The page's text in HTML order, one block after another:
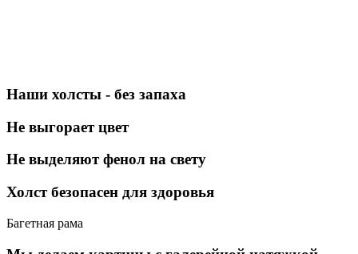
Наши холсты - без запаха
Не выгорает цвет
Не выделяют фенол на свету
Холст безопасен для здоровья
Багетная рама